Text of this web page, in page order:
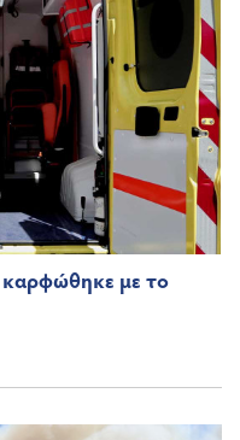
με το